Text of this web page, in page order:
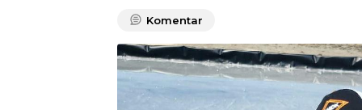
Komentar